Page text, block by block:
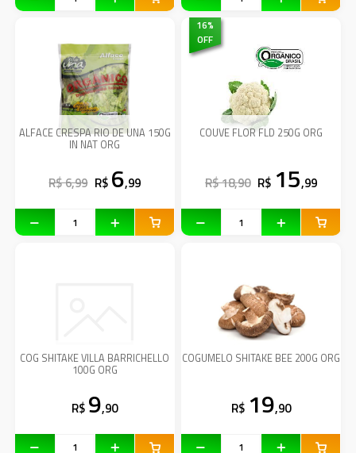
ALFACE CRESPA RIO DE UNA 150G
IN NAT ORG
R$ 6,99 R$ 6,99
16%
OFF
COUVE FLOR FLD 250G ORG
R$ 18,90 R$ 15,99
COG SHITAKE VILLA BARRICHELLO
100G ORG
R$ 9,90
COGUMELO SHITAKE BEE 200G ORG
R$ 19,90